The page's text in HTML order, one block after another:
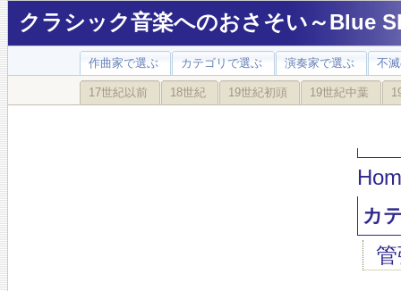
クラシック音楽へのおさそい～Blue
作曲家で選ぶ カテゴリで選ぶ 演奏家で選ぶ 不
17世紀以前 18世紀 19世紀初頭 19世紀中葉
カ